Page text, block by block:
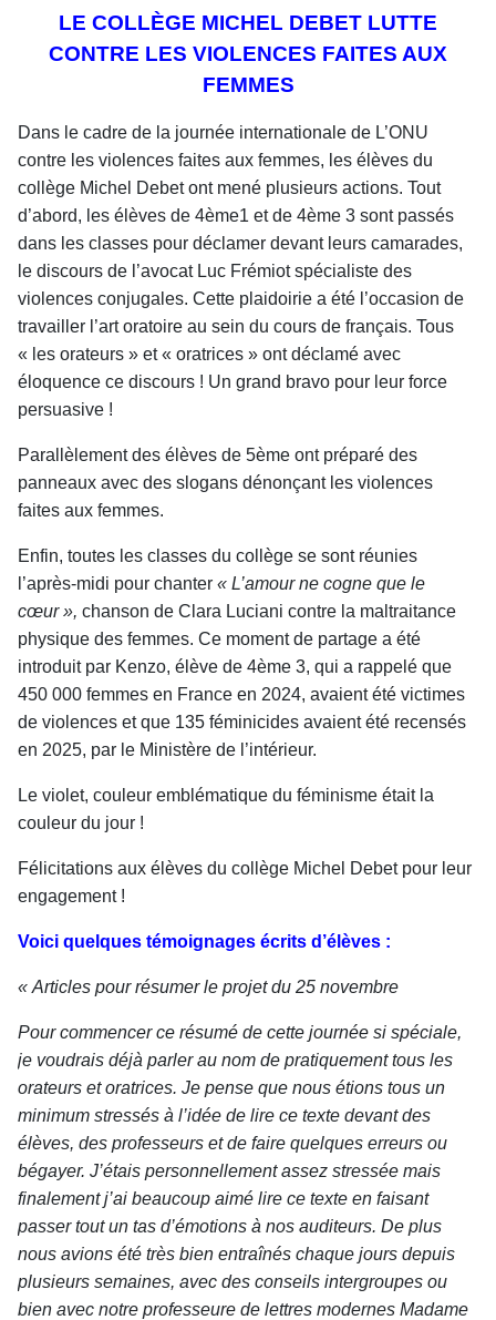
LE COLLÈGE MICHEL DEBET LUTTE
CONTRE LES VIOLENCES FAITES AUX
FEMMES
Dans le cadre de la journée internationale de L’ONU
contre les violences faites aux femmes, les élèves du
collège Michel Debet ont mené plusieurs actions. Tout
d’abord, les élèves de 4ème1 et de 4ème 3 sont passés
dans les classes pour déclamer devant leurs camarades,
le discours de l’avocat Luc Frémiot spécialiste des
violences conjugales. Cette plaidoirie a été l’occasion de
travailler l’art oratoire au sein du cours de français. Tous
« les orateurs » et « oratrices » ont déclamé avec
éloquence ce discours ! Un grand bravo pour leur force
persuasive !
Parallèlement des élèves de 5ème ont préparé des
panneaux avec des slogans dénonçant les violences
faites aux femmes.
Enfin, toutes les classes du collège se sont réunies
l’après-midi pour chanter « L’amour ne cogne que le
cœur », chanson de Clara Luciani contre la maltraitance
physique des femmes. Ce moment de partage a été
introduit par Kenzo, élève de 4ème 3, qui a rappelé que
450 000 femmes en France en 2024, avaient été victimes
de violences et que 135 féminicides avaient été recensés
en 2025, par le Ministère de l’intérieur.
Le violet, couleur emblématique du féminisme était la
couleur du jour !
Félicitations aux élèves du collège Michel Debet pour leur
engagement !
Voici quelques témoignages écrits d’élèves :
« Articles pour résumer le projet du 25 novembre
Pour commencer ce résumé de cette journée si spéciale,
je voudrais déjà parler au nom de pratiquement tous les
orateurs et oratrices. Je pense que nous étions tous un
minimum stressés à l’idée de lire ce texte devant des
élèves, des professeurs et de faire quelques erreurs ou
bégayer. J’étais personnellement assez stressée mais
finalement j’ai beaucoup aimé lire ce texte en faisant
passer tout un tas d’émotions à nos auditeurs. De plus
nous avions été très bien entraînés chaque jours depuis
plusieurs semaines, avec des conseils intergroupes ou
bien avec notre professeure de lettres modernes Madame